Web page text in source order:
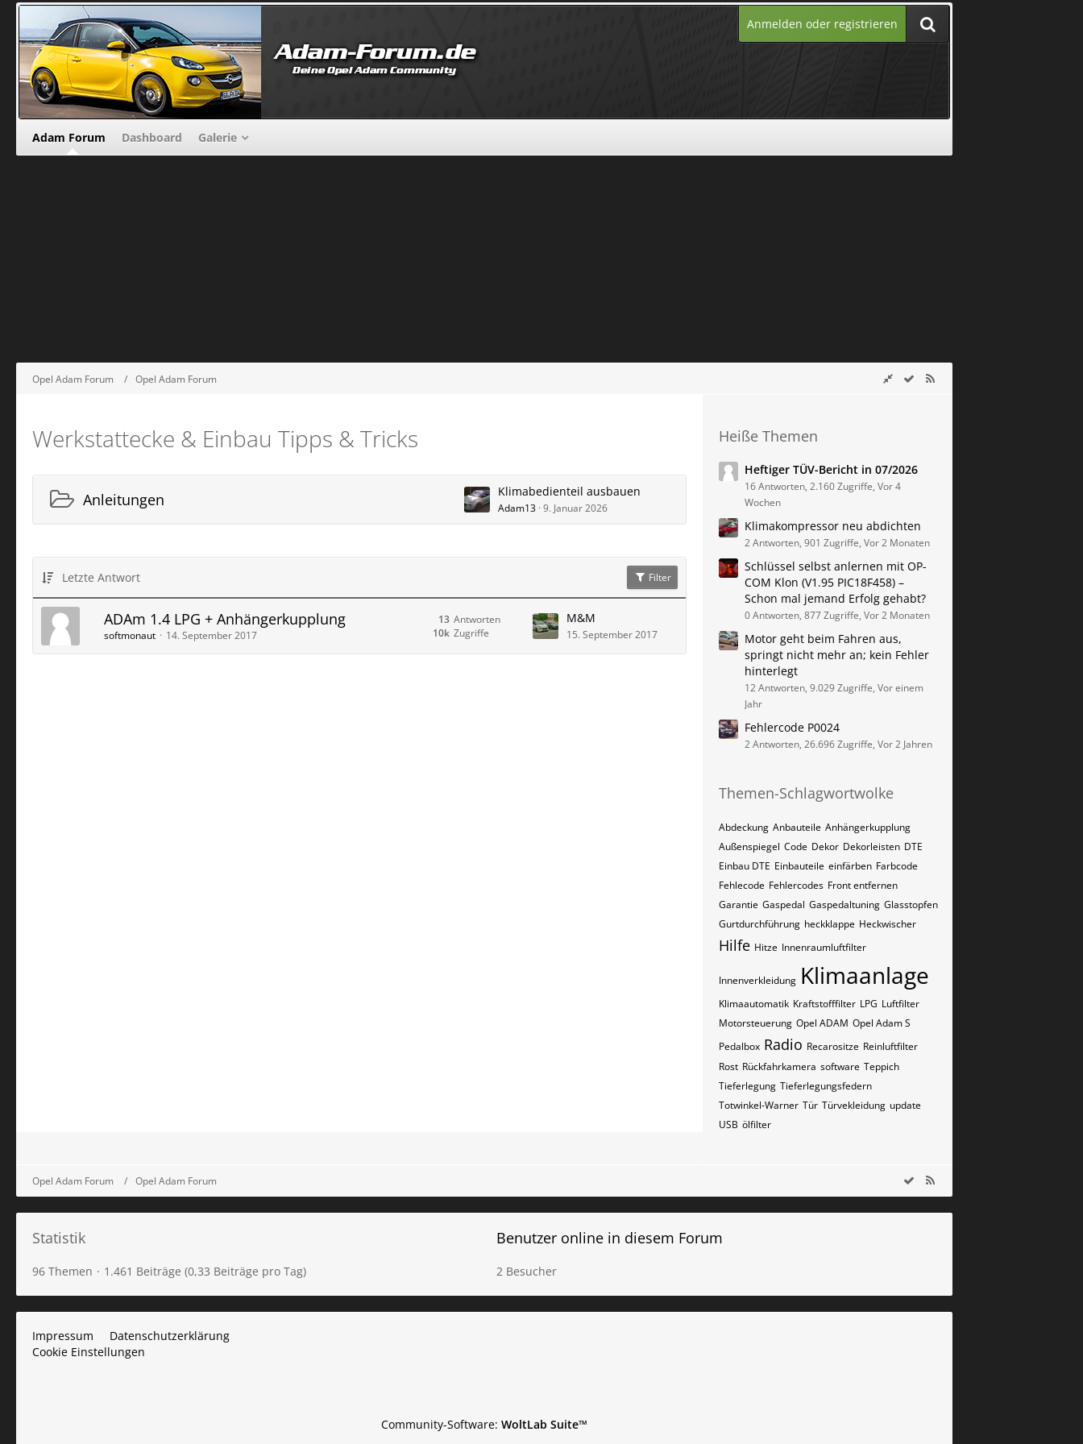
Anmelden oder registrieren
Adam Forum Dashboard Galerie
Opel Adam Forum Opel Adam Forum
Werkstattecke & Einbau Tipps & Tricks
Anleitungen Klimabedienteil ausbauen
Adam13 9. Januar 2026
Letzte Antwort Filter
ADAm 1.4 LPG + Anhängerkupplung
softmonaut 14. September 2017
Antworten
13
Zugriffe
10k
M&M
15. September 2017
Heiße Themen
Heftiger TÜV-Bericht in 07/2026
16 Antworten, 2.160 Zugriffe, Vor 4
Wochen
Klimakompressor neu abdichten
2 Antworten, 901 Zugriffe, Vor 2 Monaten
Schlüssel selbst anlernen mit OP-
COM Klon (V1.95 PIC18F458) –
Schon mal jemand Erfolg gehabt?
0 Antworten, 877 Zugriffe, Vor 2 Monaten
Motor geht beim Fahren aus,
springt nicht mehr an; kein Fehler
hinterlegt
12 Antworten, 9.029 Zugriffe, Vor einem
Jahr
Fehlercode P0024
2 Antworten, 26.696 Zugriffe, Vor 2 Jahren
Themen-Schlagwortwolke
Abdeckung Anbauteile Anhängerkupplung
Außenspiegel Code Dekor Dekorleisten DTE
Einbau DTE Einbauteile einfärben Farbcode
Fehlecode Fehlercodes Front entfernen
Garantie Gaspedal Gaspedaltuning Glasstopfen
Gurtdurchführung heckklappe Heckwischer
Hilfe Hitze Innenraumluftfilter
Innenverkleidung Klimaanlage
Klimaautomatik Kraftstofffilter LPG Luftfilter
Motorsteuerung Opel ADAM Opel Adam S
Pedalbox Radio Recarositze Reinluftfilter
Rost Rückfahrkamera software Teppich
Tieferlegung Tieferlegungsfedern
Totwinkel-Warner Tür Türvekleidung update
USB ölfilter
Opel Adam Forum Opel Adam Forum
Statistik
96 Themen 1.461 Beiträge (0,33 Beiträge pro Tag)
Benutzer online in diesem Forum
2 Besucher
Impressum
Datenschutzerklärung
Cookie Einstellungen
Community-Software: WoltLab Suite™